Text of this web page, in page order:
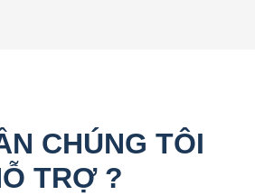
CHÚNG TÔI
TRỢ ?